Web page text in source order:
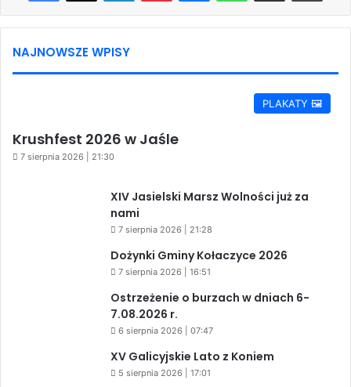
NAJNOWSZE WPISY
PLAKATY 🖼️
Krushfest 2026 w Jaśle
7 sierpnia 2026 | 21:30
XIV Jasielski Marsz Wolności już za
nami
7 sierpnia 2026 | 21:28
Dożynki Gminy Kołaczyce 2026
7 sierpnia 2026 | 16:51
Ostrzeżenie o burzach w dniach 6-
7.08.2026 r.
6 sierpnia 2026 | 07:47
XV Galicyjskie Lato z Koniem
5 sierpnia 2026 | 17:01